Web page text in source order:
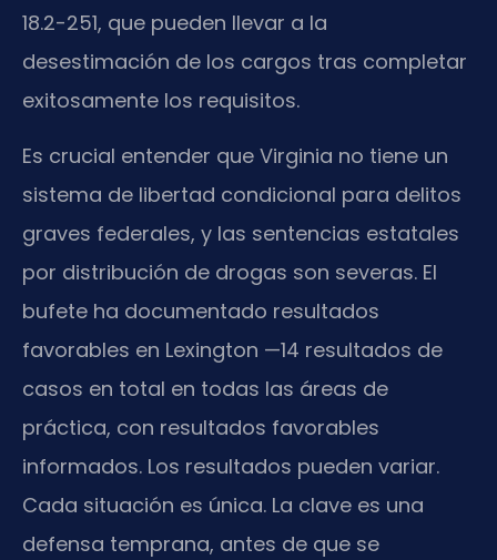
18.2-251, que pueden llevar a la
desestimación de los cargos tras completar
exitosamente los requisitos.
Es crucial entender que Virginia no tiene un
sistema de libertad condicional para delitos
graves federales, y las sentencias estatales
por distribución de drogas son severas. El
bufete ha documentado resultados
favorables en Lexington —14 resultados de
casos en total en todas las áreas de
práctica, con resultados favorables
informados. Los resultados pueden variar.
Cada situación es única. La clave es una
defensa temprana, antes de que se